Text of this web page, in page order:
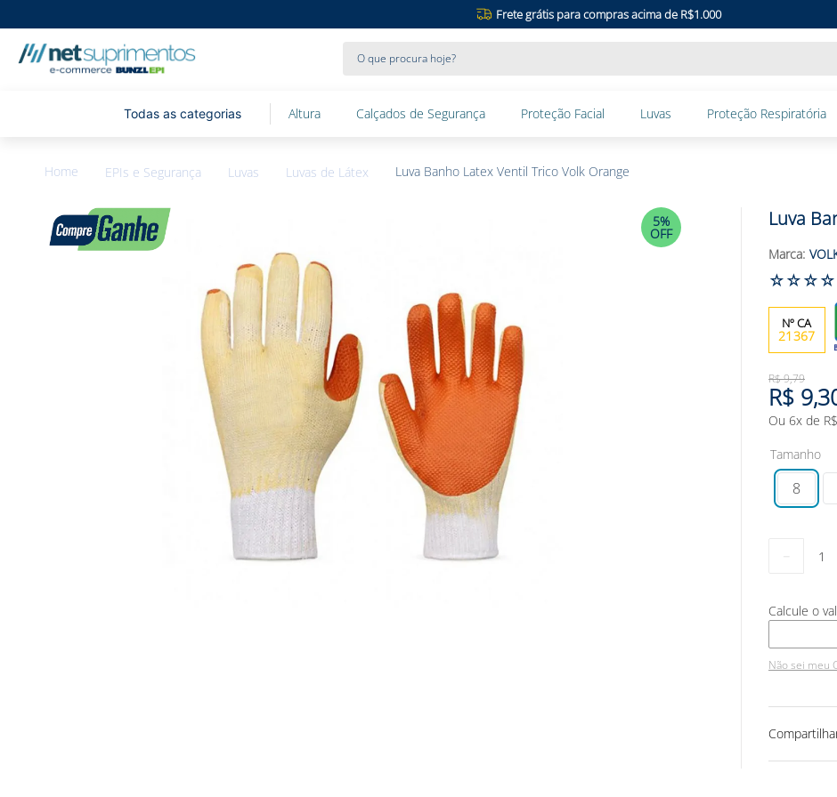
Frete grátis para compras acima de R$1.000
Altura Calçados de Segurança Proteção Facial Luvas Proteção Respiratória
EPIs e Segurança Luvas Luvas de Látex Luva Banho Latex Ventil Trico Volk Orange
5%
OFF
Luva
☆☆☆☆
21367
R$9,79
R$ 9,
Ou 6x de R$
Tamanho
8
Não sei meu